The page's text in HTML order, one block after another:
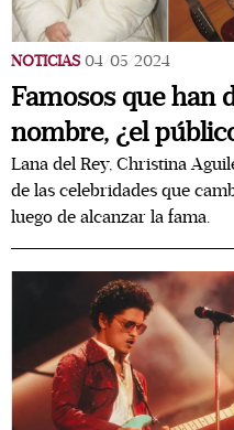
NOTICIAS 04/05/2024
Famosos que han
nombre, ¿el
Lana del Rey, Christina
de las celebridades que
luego de alcanzar la fama.